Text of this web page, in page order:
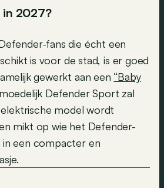
in 2027?
fans die écht een
is voor de stad, is er goed
gewerkt aan een “Baby
Defender Sport zal
model wordt
mikt op wie het Defender-
in een compacter en